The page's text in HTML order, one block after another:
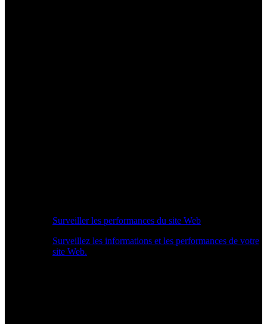
Surveiller les performances du site Web
Surveillez les informations et les performances de votre
site Web.